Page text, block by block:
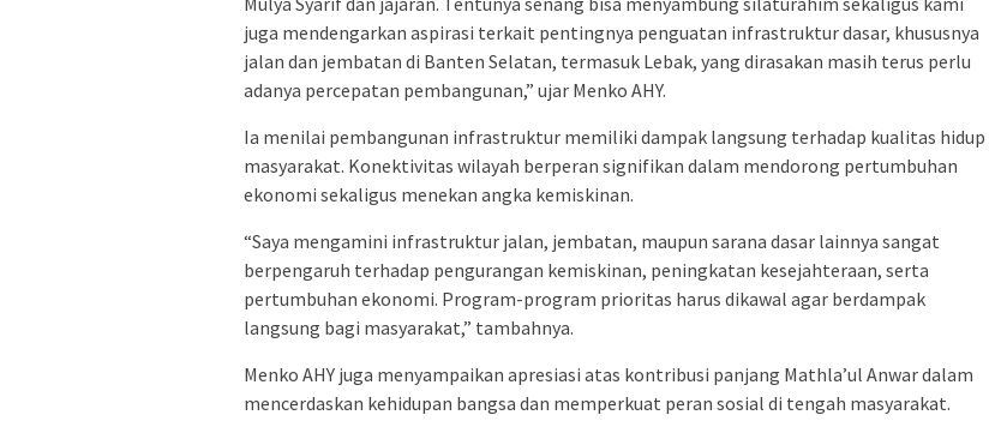
juga mendengarkan aspirasi terkait pentingnya penguatan infrastruktur dasar, khususnya
jalan dan jembatan di Banten Selatan, termasuk Lebak, yang dirasakan masih terus perlu
adanya percepatan pembangunan,” ujar Menko AHY.
Ia menilai pembangunan infrastruktur memiliki dampak langsung terhadap kualitas hidup
masyarakat. Konektivitas wilayah berperan signifikan dalam mendorong pertumbuhan
ekonomi sekaligus menekan angka kemiskinan.
“Saya mengamini infrastruktur jalan, jembatan, maupun sarana dasar lainnya sangat
berpengaruh terhadap pengurangan kemiskinan, peningkatan kesejahteraan, serta
pertumbuhan ekonomi. Program-program prioritas harus dikawal agar berdampak
langsung bagi masyarakat,” tambahnya.
Menko AHY juga menyampaikan apresiasi atas kontribusi panjang Mathla’ul Anwar dalam
mencerdaskan kehidupan bangsa dan memperkuat peran sosial di tengah masyarakat.